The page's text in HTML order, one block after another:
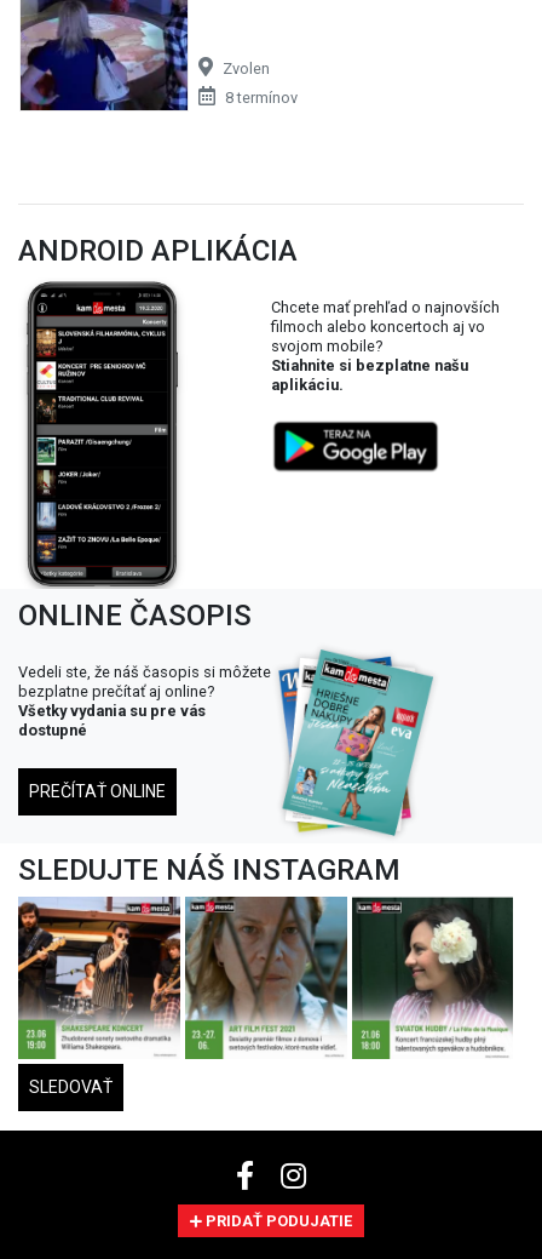
Zvolen
8 termínov
ANDROID APLIKÁCIA
Chcete mať prehľad o najnovších
filmoch alebo koncertoch aj vo
svojom mobile?
Stiahnite si bezplatne našu
aplikáciu.
ONLINE ČASOPIS
Vedeli ste, že náš časopis si môžete
bezplatne prečítať aj online?
Všetky vydania su pre vás
dostupné
PREČÍTAŤ ONLINE
SLEDUJTE NÁŠ INSTAGRAM
SLEDOVAŤ
PRIDAŤ PODUJATIE